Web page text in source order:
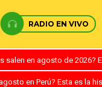
RADIO EN VIVO
salen en agosto de
en Perú? Esta es la